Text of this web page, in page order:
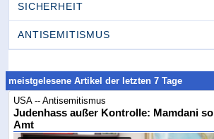
SICHERHEIT
ANTISEMITISMUS
meistgelesene Artikel der letzten 7 Tage
USA -- Antisemitismus
Judenhass außer Kontrolle: Mamdani
Amt